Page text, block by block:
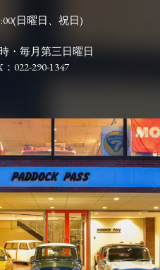
日曜日、祝日)
・毎月第三日曜日
022-290-1347